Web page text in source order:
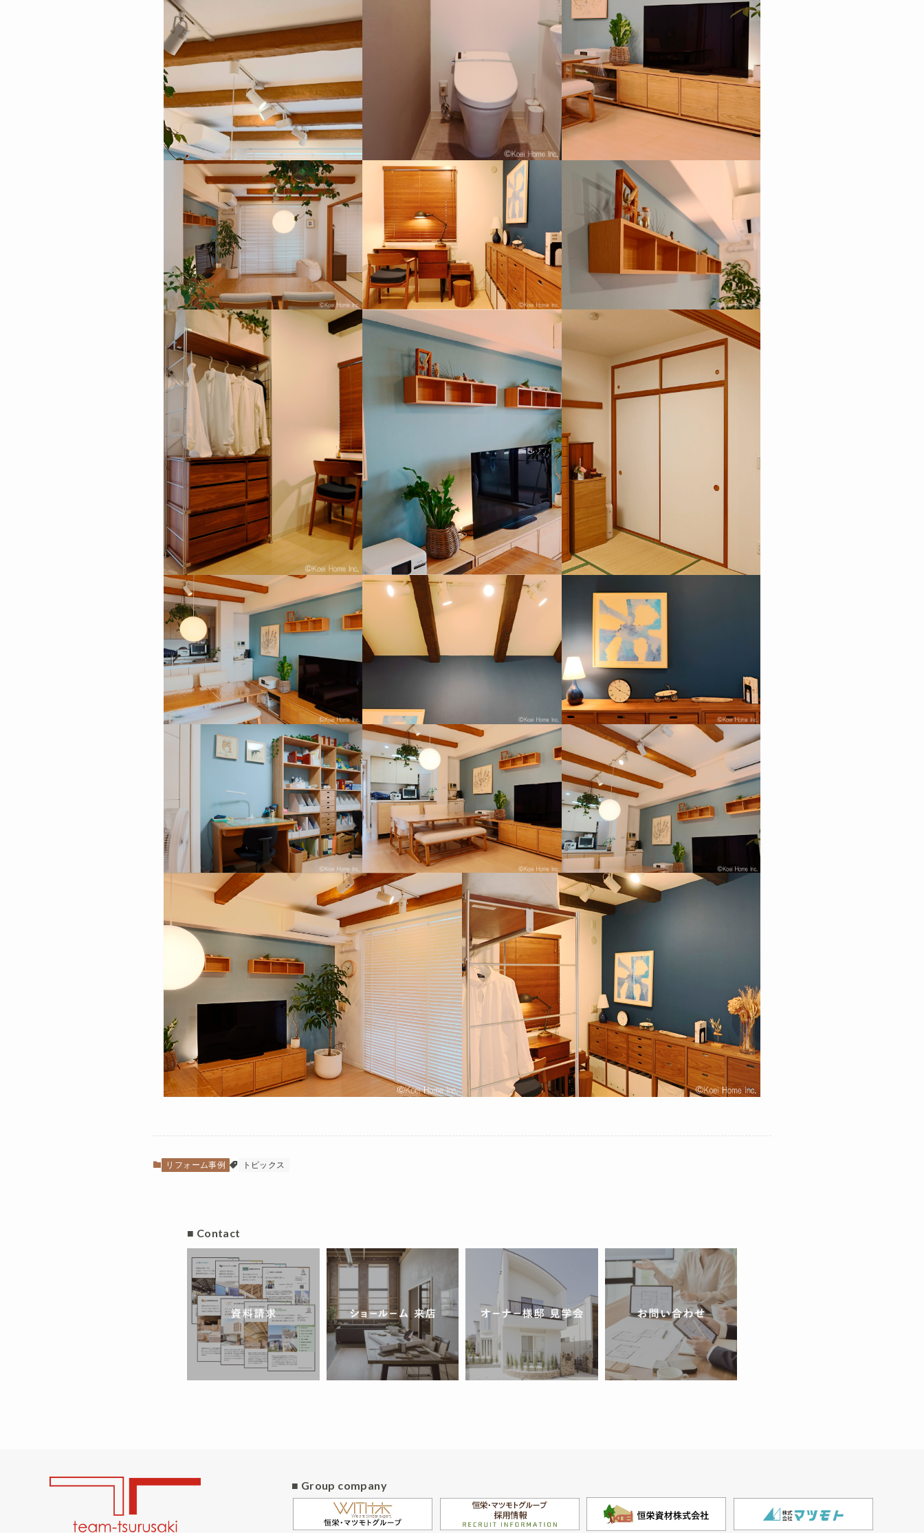
リフォーム事例 トピックス
■ Contact
■ Group company